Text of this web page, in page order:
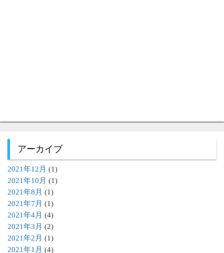
アーカイブ
2021年12月 (1)
2021年10月 (1)
2021年8月 (1)
2021年7月 (1)
2021年4月 (4)
2021年3月 (2)
2021年2月 (1)
2021年1月 (4)